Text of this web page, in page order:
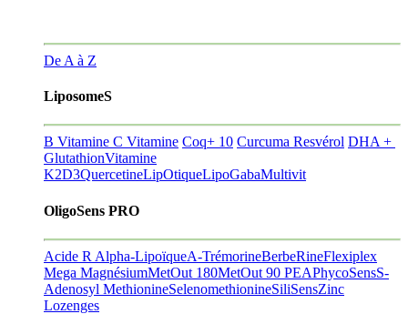
De A à Z
LiposomeS
B Vitamine C Vitamine Coq+ 10 Curcuma Resvérol DHA +
GlutathionVitamine
K2D3QuercetineLipOtiqueLipoGabaMultivit
OligoSens PRO
Acide R Alpha-LipoïqueA-TrémorineBerbeRineFlexiplex
Mega MagnésiumMetOut 180MetOut 90 PEAPhycoSensS-
Adenosyl MethionineSelenomethionineSiliSensZinc
Lozenges